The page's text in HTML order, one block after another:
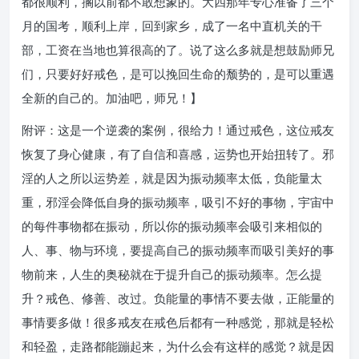
月的国考，顺利上岸，回到家乡，成了一名中直机关的干
部，工资在当地也算很高的了。说了这么多就是想鼓励师兄
们，只要好好戒色，是可以挽回生命的颓势的，是可以重遇
全新的自己的。加油吧，师兄！】
附评：这是一个逆袭的案例，很给力！通过戒色，这位戒友
恢复了身心健康，有了自信和喜感，运势也开始扭转了。邪
淫的人之所以运势差，就是因为振动频率太低，负能量太
重，邪淫会降低自身的振动频率，吸引不好的事物，宇宙中
的每件事物都在振动，所以你的振动频率会吸引来相似的
人、事、物与环境，要提高自己的振动频率而吸引美好的事
物前来，人生的奥秘就在于提升自己的振动频率。怎么提
升？戒色、修善、改过。负能量的事情不要去做，正能量的
事情要多做！很多戒友在戒色后都有一种感觉，那就是轻松
和轻盈，走路都能蹦起来，为什么会有这样的感觉？就是因